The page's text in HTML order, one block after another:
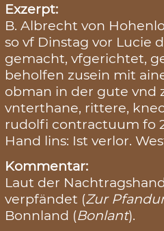
Exzerpt:
B. Albrecht von
so vf Dinstag vor Lucie
gemacht, vfgerichtet,
beholfen zusein mit
obman in der gute vnd
vnterthane, rittere,
rudolfi contractuum fo
Hand lins: Ist verlor.
Kommentar:
Laut der
verpfändet (Zur
Bonnland (Bonlant).